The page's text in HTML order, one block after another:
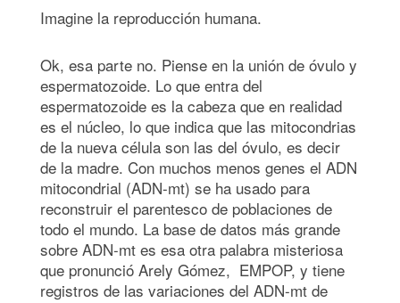
Imagine la reproducción humana.
Ok, esa parte no. Piense en la unión de óvulo y
espermatozoide. Lo que entra del
espermatozoide es la cabeza que en realidad
es el núcleo, lo que indica que las mitocondrias
de la nueva célula son las del óvulo, es decir
de la madre. Con muchos menos genes el ADN
mitocondrial (ADN-mt) se ha usado para
reconstruir el parentesco de poblaciones de
todo el mundo. La base de datos más grande
sobre ADN-mt es esa otra palabra misteriosa
que pronunció Arely Gómez, EMPOP, y tiene
registros de las variaciones del ADN-mt de